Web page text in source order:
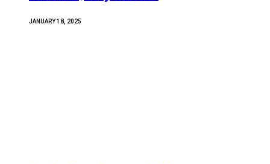
JANUARY 18, 2025